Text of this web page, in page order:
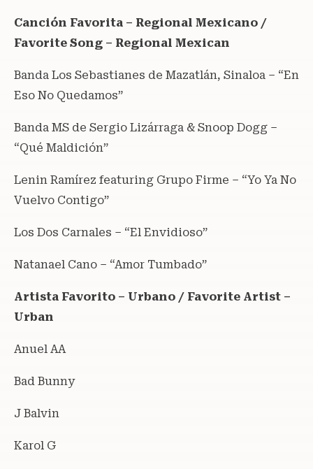
Canción Favorita – Regional Mexicano /
Favorite Song – Regional Mexican
Banda Los Sebastianes de Mazatlán, Sinaloa – “En
Eso No Quedamos”
Banda MS de Sergio Lizárraga & Snoop Dogg –
“Qué Maldición”
Lenin Ramírez featuring Grupo Firme – “Yo Ya No
Vuelvo Contigo”
Los Dos Carnales – “El Envidioso”
Natanael Cano – “Amor Tumbado”
Artista Favorito – Urbano / Favorite Artist –
Urban
Anuel AA
Bad Bunny
J Balvin
Karol G